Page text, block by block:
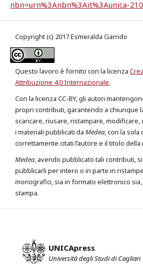
nbn=urn%3Anbn%3Ait%3Aunica-
Copyright (c) 2017 Esmeralda Garrido
Questo lavoro è fornito con la licenza
Attribuzione 4.0 Internazionale.
Con la licenza CC-BY, gli autori
propri contributi, garantendo a chiunque
scaricare, riusare, ristampare,
i materiali pubblicati da Medea, con la
correttamente citati l’autore e il titolo della
Medea, avendo pubblicato tali contributi,
pubblicarli per intero o in parte in
monografici, sia in formato elettronico
stampa.
UNICApress
Università degli Studi di Cagliari